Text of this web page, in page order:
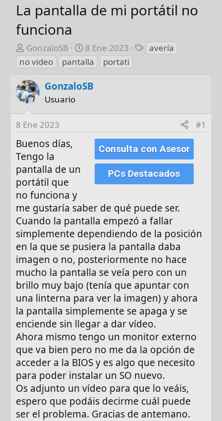
La pantalla de mi portátil no
funciona
A
u
t
o
r
GonzaloSB
F
e
c
h
a
e
8 Ene 2023
E
t
s
avería
no video
pantalla portati
GonzaloSB
Usuario
8 Ene 2023 #1
Consulta con Asesor
PCs Destacados
Buenos días,
Tengo la
pantalla de un
portátil que
no funciona y
me gustaría saber de qué puede ser.
Cuando la pantalla empezó a fallar
simplemente dependiendo de la posición
en la que se pusiera la pantalla daba
imagen o no, posteriormente no hace
mucho la pantalla se veía pero con un
brillo muy bajo (tenía que apuntar con
una linterna para ver la imagen) y ahora
la pantalla simplemente se apaga y se
enciende sin llegar a dar vídeo.
Ahora mismo tengo un monitor externo
que va bien pero no me da la opción de
acceder a la BIOS y es algo que necesito
para poder instalar un SO nuevo.
Os adjunto un vídeo para que lo veáis,
espero que podáis decirme cuál puede
ser el problema. Gracias de antemano.